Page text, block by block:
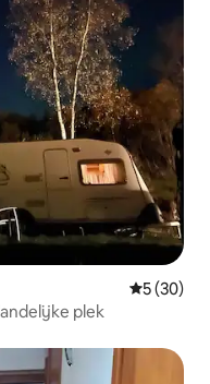
5 (30)
plek